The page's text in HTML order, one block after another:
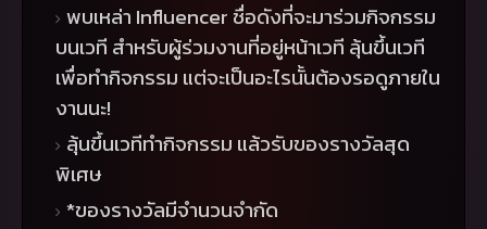
พบเหล่า Influencer ชื่อดังที่จะมาร่วมกิจกรรม
บนเวที สำหรับผู้ร่วมงานที่อยู่หน้าเวที ลุ้นขึ้นเวที
เพื่อทำกิจกรรม แต่จะเป็นอะไรนั้นต้องรอดูภายใน
งานนะ!
ลุ้นขึ้นเวทีทำกิจกรรม แล้วรับของรางวัลสุด
พิเศษ
*ของรางวัลมีจำนวนจำกัด